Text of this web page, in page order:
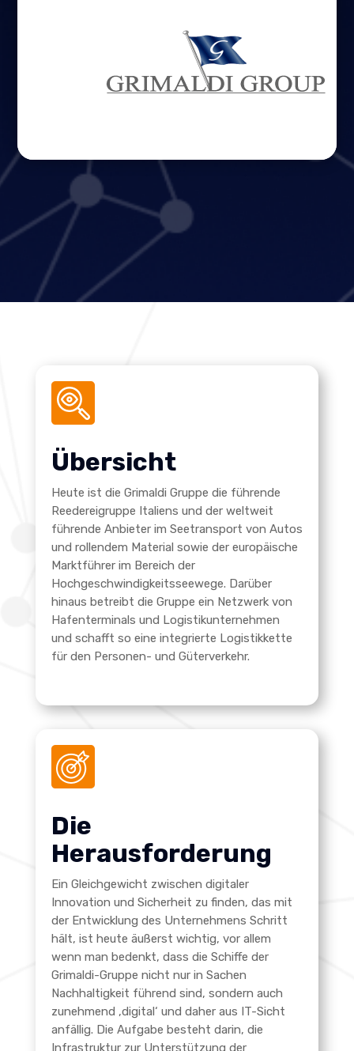
Übersicht
Heute ist die Grimaldi Gruppe die führende
Reedereigruppe Italiens und der weltweit
führende Anbieter im Seetransport von Autos
und rollendem Material sowie der europäische
Marktführer im Bereich der
Hochgeschwindigkeitsseewege. Darüber
hinaus betreibt die Gruppe ein Netzwerk von
Hafenterminals und Logistikunternehmen
und schafft so eine integrierte Logistikkette
für den Personen- und Güterverkehr.
Die
Herausforderung
Ein Gleichgewicht zwischen digitaler
Innovation und Sicherheit zu finden, das mit
der Entwicklung des Unternehmens Schritt
hält, ist heute äußerst wichtig, vor allem
wenn man bedenkt, dass die Schiffe der
Grimaldi-Gruppe nicht nur in Sachen
Nachhaltigkeit führend sind, sondern auch
zunehmend ‚digital‘ und daher aus IT-Sicht
anfällig. Die Aufgabe besteht darin, die